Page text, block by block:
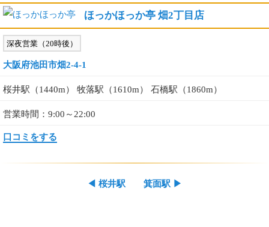
ほっかほっか亭 畑2丁目店
深夜営業（20時後）
大阪府池田市畑2-4-1
桜井駅（1440m） 牧落駅（1610m） 石橋駅（1860m）
営業時間：9:00～22:00
口コミをする
◀ 桜井駅 箕面駅 ▶